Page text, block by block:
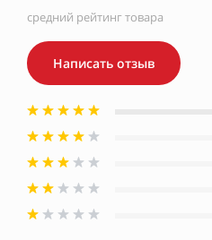
средний рейтинг товара
Написать отзыв